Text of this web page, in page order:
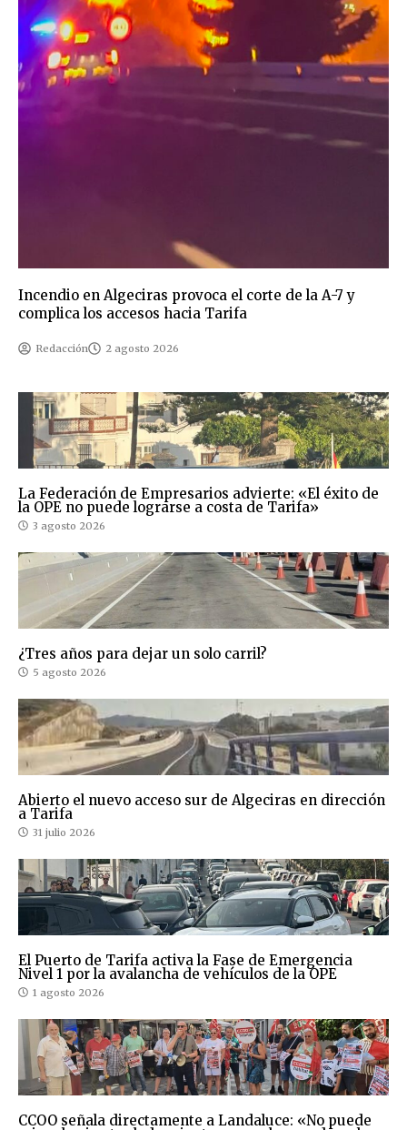
Incendio en Algeciras provoca el corte de la A-7 y
complica los accesos hacia Tarifa
Redacción 2 agosto 2026
La Federación de Empresarios advierte: «El éxito de
la OPE no puede lograrse a costa de Tarifa»
3 agosto 2026
¿Tres años para dejar un solo carril?
5 agosto 2026
Abierto el nuevo acceso sur de Algeciras en dirección
a Tarifa
31 julio 2026
El Puerto de Tarifa activa la Fase de Emergencia
Nivel 1 por la avalancha de vehículos de la OPE
1 agosto 2026
CCOO señala directamente a Landaluce: «No puede